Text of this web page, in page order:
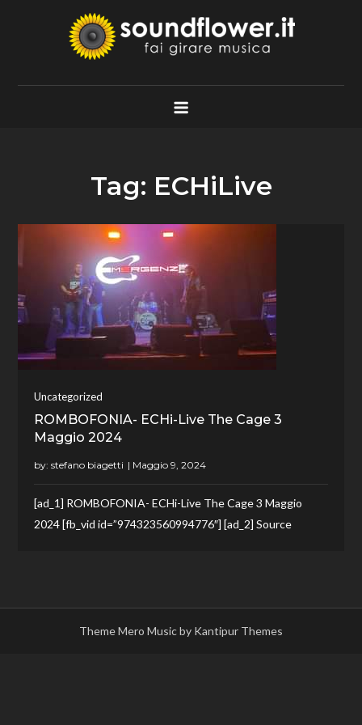
Soundflower.it
Fai Girare Musica
Tag: ECHiLive
Uncategorized
ROMBOFONIA- ECHi-Live The Cage 3
Maggio 2024
by:stefano biagetti
[ad_1] ROMBOFONIA- ECHi-Live The Cage 3 Maggio
2024 [fb_vid id=”974323560994776″] [ad_2] Source
Theme Mero Music by Kantipur Themes